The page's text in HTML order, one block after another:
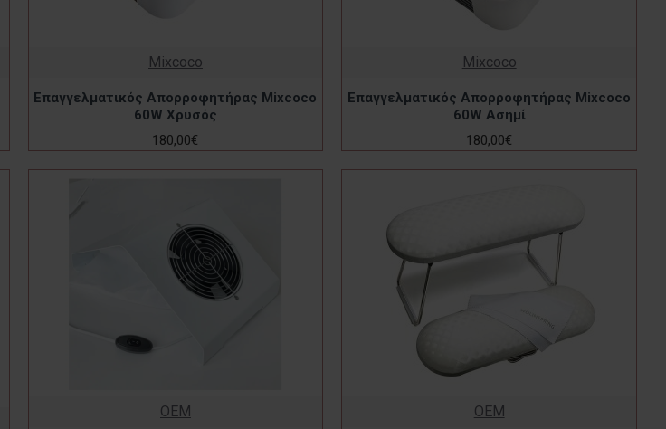
Mixcoco
Επαγγελματικός Απορροφητήρας Mixcoco
60W Χρυσός
180,00€
Mixcoco
Επαγγελματικός Απορροφητήρας Mixcoco
60W Ασημί
180,00€
OEM OEM